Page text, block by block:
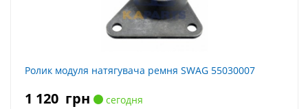
Ролик модуля натягувача ремня SWAG 55030007
1 120 грн
сегодня